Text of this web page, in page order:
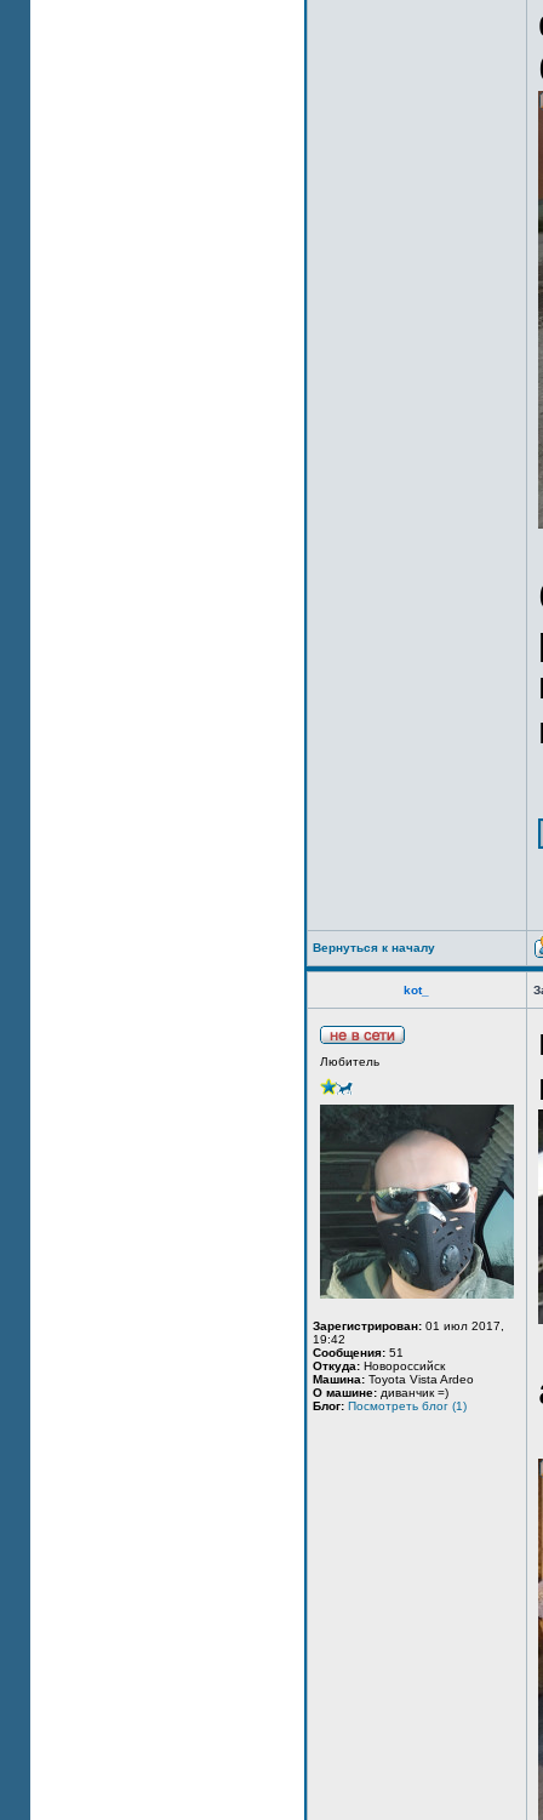
Вернуться к началу
kot_
Любитель
Зарегистрирован: 01 июл 2017,
19:42
Сообщения: 51
Откуда: Новороссийск
Машина: Toyota Vista Ardeo
О машине: диванчик =)
Блог: Посмотреть блог (1)